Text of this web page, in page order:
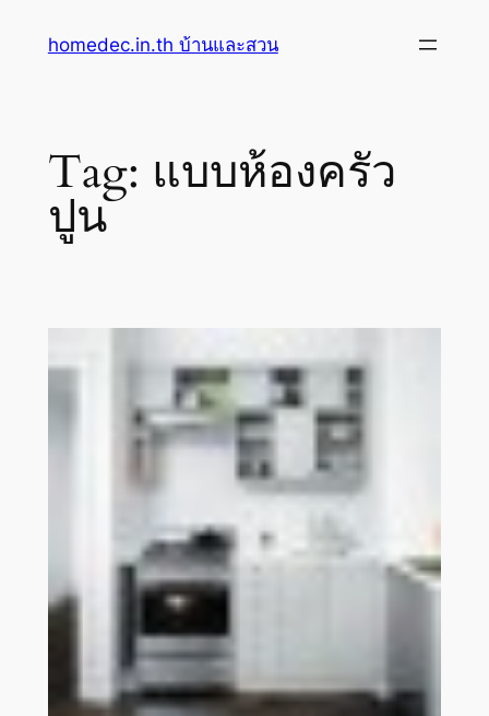
homedec.in.th บ้านและสวน
Tag: แบบห้องครัว
ปูน